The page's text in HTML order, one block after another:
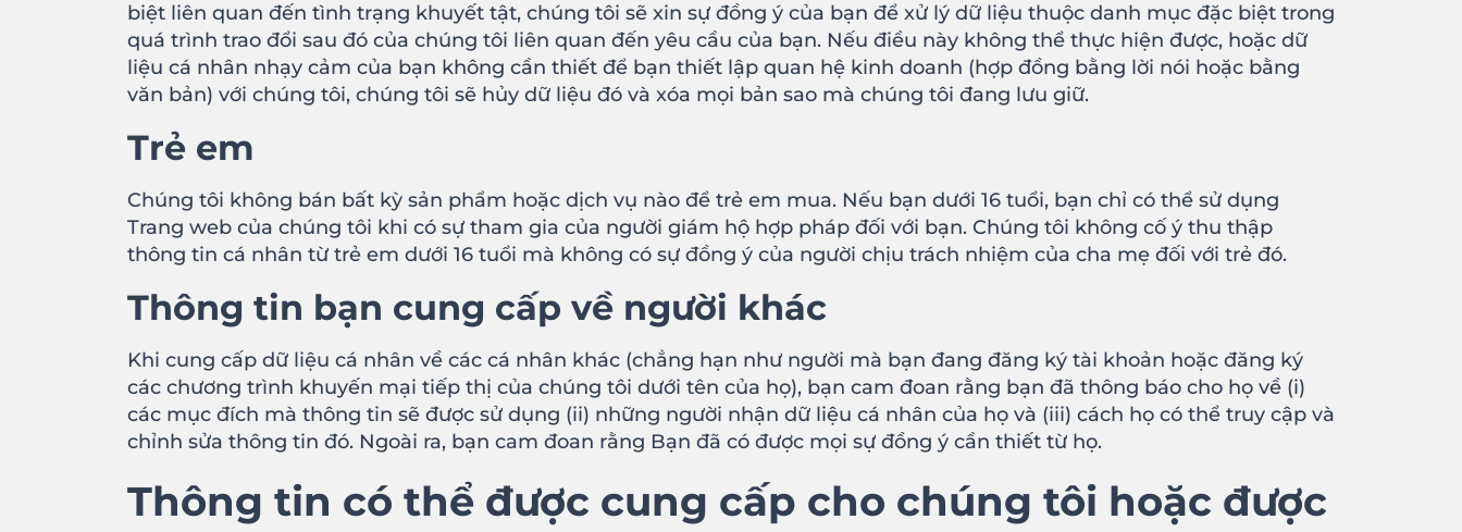
biệt liên quan đến tình trạng khuyết tật, chúng tôi sẽ xin sự đồng ý của bạn để xử lý dữ liệu thuộc danh mục đặc biệt trong
quá trình trao đổi sau đó của chúng tôi liên quan đến yêu cầu của bạn. Nếu điều này không thể thực hiện được, hoặc dữ
liệu cá nhân nhạy cảm của bạn không cần thiết để bạn thiết lập quan hệ kinh doanh (hợp đồng bằng lời nói hoặc bằng
văn bản) với chúng tôi, chúng tôi sẽ hủy dữ liệu đó và xóa mọi bản sao mà chúng tôi đang lưu giữ.
Trẻ em
Chúng tôi không bán bất kỳ sản phẩm hoặc dịch vụ nào để trẻ em mua. Nếu bạn dưới 16 tuổi, bạn chỉ có thể sử dụng
Trang web của chúng tôi khi có sự tham gia của người giám hộ hợp pháp đối với bạn. Chúng tôi không cố ý thu thập
thông tin cá nhân từ trẻ em dưới 16 tuổi mà không có sự đồng ý của người chịu trách nhiệm của cha mẹ đối với trẻ đó.
Thông tin bạn cung cấp về người khác
Khi cung cấp dữ liệu cá nhân về các cá nhân khác (chẳng hạn như người mà bạn đang đăng ký tài khoản hoặc đăng ký
các chương trình khuyến mại tiếp thị của chúng tôi dưới tên của họ), bạn cam đoan rằng bạn đã thông báo cho họ về (i)
các mục đích mà thông tin sẽ được sử dụng (ii) những người nhận dữ liệu cá nhân của họ và (iii) cách họ có thể truy cập và
chỉnh sửa thông tin đó. Ngoài ra, bạn cam đoan rằng Bạn đã có được mọi sự đồng ý cần thiết từ họ.
Thông tin có thể được cung cấp cho chúng tôi hoặc được